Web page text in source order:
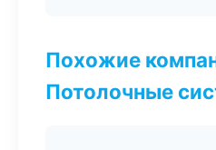
Похожие
Потолочные